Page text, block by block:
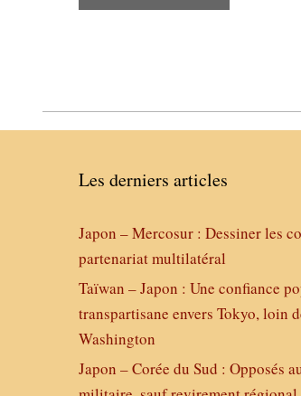
Les derniers articles
Japon – Mercosur : Dessiner les
partenariat multilatéral
Taïwan – Japon : Une confiance
transpartisane envers Tokyo, loin
Washington
Japon – Corée du Sud : Opposés